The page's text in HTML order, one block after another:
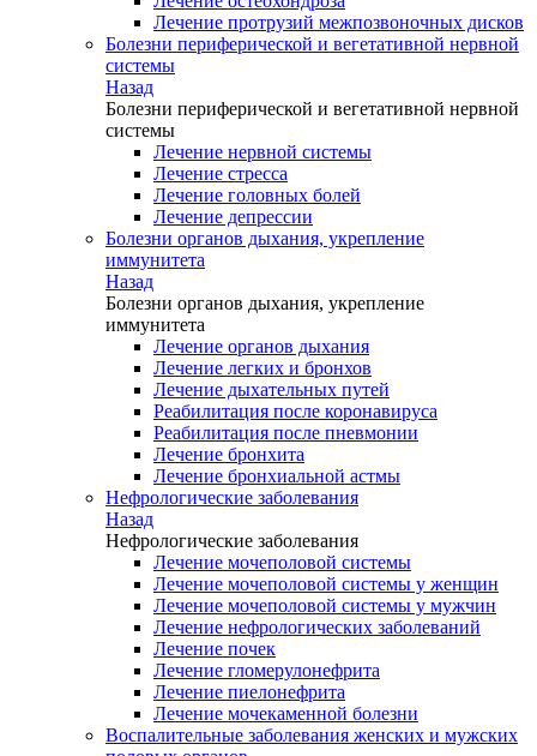
Лечение протрузий межпозвоночных дисков
Болезни периферической и вегетативной нервной
системы
Назад
Болезни периферической и вегетативной нервной
системы
Лечение нервной системы
Лечение стресса
Лечение головных болей
Лечение депрессии
Болезни органов дыхания, укрепление
иммунитета
Назад
Болезни органов дыхания, укрепление
иммунитета
Лечение органов дыхания
Лечение легких и бронхов
Лечение дыхательных путей
Реабилитация после коронавируса
Реабилитация после пневмонии
Лечение бронхита
Лечение бронхиальной астмы
Нефрологические заболевания
Назад
Нефрологические заболевания
Лечение мочеполовой системы
Лечение мочеполовой системы у женщин
Лечение мочеполовой системы у мужчин
Лечение нефрологических заболеваний
Лечение почек
Лечение гломерулонефрита
Лечение пиелонефрита
Лечение мочекаменной болезни
Воспалительные заболевания женских и мужских